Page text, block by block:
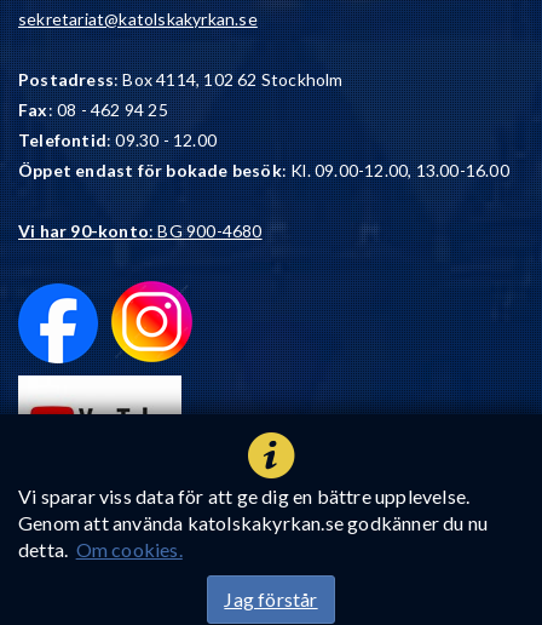
Vi sparar viss data för att ge dig en bättre upplevelse.
Genom att använda katolskakyrkan.se godkänner du nu
detta. Om cookies.
Jag förstår
sekretariat@katolskakyrkan.se
Postadress: Box 4114, 102 62 Stockholm
Fax: 08 - 462 94 25
Telefontid: 09.30 - 12.00
Öppet endast för bokade besök: Kl. 09.00-12.00, 13.00-16.00
Vi har 90-konto: BG 900-4680